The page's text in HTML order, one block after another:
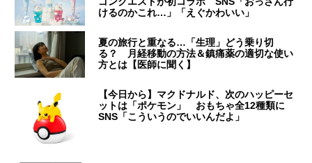
けるのかこれ…」「えぐかわいい」
夏の旅行と重なる…「生理」どう乗り切
る？ 月経移動の方法＆鎮痛薬の適切な使い
方とは【医師に聞く】
【今日から】マクドナルド、次のハッピーセ
ットは「ポケモン」 おもちゃ全12種類に
SNS「こういうのでいいんだよ」